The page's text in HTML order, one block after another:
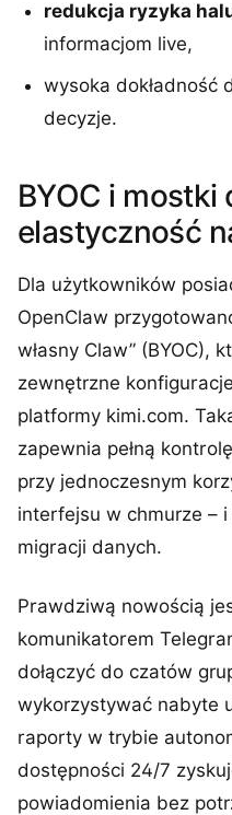
redukcja ryzyka
informacjom live,
wysoka dokładność
decyzje.
BYOC i mostki
elastyczność
Dla użytkowników
OpenClaw
własny Claw” (BYOC),
zewnętrzne
platformy kimi.com.
zapewnia pełną
przy jednoczesnym
interfejsu w chmurze –
migracji danych.
Prawdziwą nowością
komunikatorem
dołączyć do czatów
wykorzystywać nabyte
raporty w trybie
dostępności 24/7
powiadomienia bez